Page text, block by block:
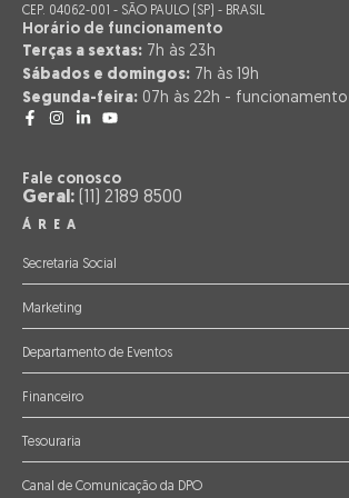
CEP. 04062-001 - SÃO PAULO (SP) - BRASIL
Horário de funcionamento
Terças a sextas: 7h às 23h
Sábados e domingos: 7h às 19h
Segunda-feira: 07h às 22h -
Fale conosco
Geral: (11) 2189 8500
ÁREA
Secretaria Social
Marketing
Departamento de Eventos
Financeiro
Tesouraria
Canal de Comunicação da DPO